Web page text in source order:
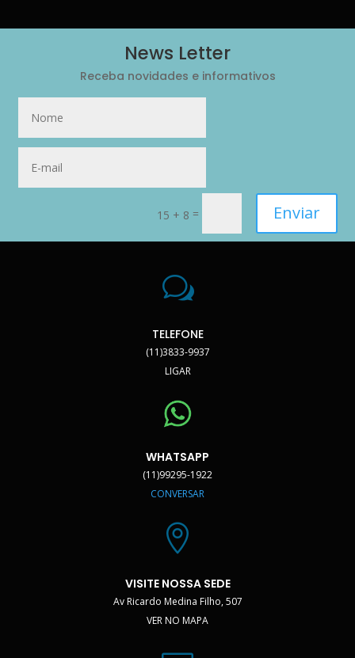
News Letter
Receba novidades e informativos
15 + 8 = Enviar
w
TELEFONE
(11)3833-9937
LIGAR
WHATSAPP
(11)99295-1922
CONVERSAR

VISITE NOSSA SEDE
Av Ricardo Medina Filho, 507
VER NO MAPA